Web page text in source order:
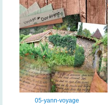
05-yann-voyage